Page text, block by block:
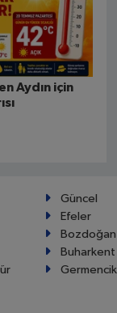
Aydın için
Güncel
Efeler
Bozdoğan
Buharkent
Germencik